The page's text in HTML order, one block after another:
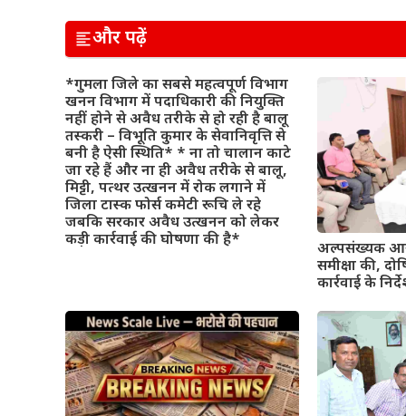
और पढ़ें
*गुमला जिले का सबसे महत्वपूर्ण विभाग
खनन विभाग में पदाधिकारी की नियुक्ति
नहीं होने से अवैध तरीके से हो रही है बालू
तस्करी – विभूति कुमार के सेवानिवृत्ति से
बनी है ऐसी स्थिति* * ना तो चालान काटे
जा रहे हैं और ना ही अवैध तरीके से बालू,
मिट्टी, पत्थर उत्खनन में रोक लगाने में
जिला टास्क फोर्स कमेटी रूचि ले रहे
जबकि सरकार अवैध उत्खनन को लेकर
कड़ी कार्रवाई की घोषणा की है*
अल्पसंख्यक
समीक्षा की,
कार्रवाई के